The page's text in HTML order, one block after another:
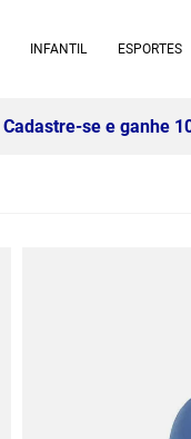
INFANTIL ESPORTES
Cadastre-se e ganhe